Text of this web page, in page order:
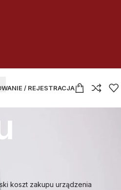
/ REJESTRACJA
koszt zakupu urządzenia